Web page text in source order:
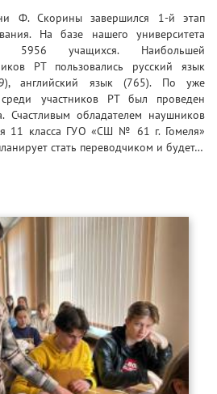
Ф. Скорины завершился 1-й этап
На базе нашего университета
5956 учащихся. Наибольшей
РТ пользовались русский язык
английский язык (765). По уже
участников РТ был проведен
Счастливым обладателем наушников
11 класса ГУО «СШ № 61 г. Гомеля»
стать переводчиком и будет…